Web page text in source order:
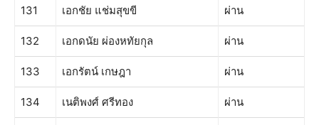
131 เอกชัย แช่มสุขขี ผ่าน
132 เอกดนัย ผ่องหทัยกุล ผ่าน
133 เอกรัตน์ เกษฎา ผ่าน
134 เนติพงศ์ ศรีทอง ผ่าน